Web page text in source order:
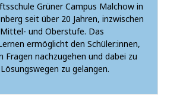
Grüner Campus Malchow in
seit über 20 Jahren, inzwischen
und Oberstufe. Das
ermöglicht den Schüler:innen,
Fragen nachzugehen und dabei zu
zu gelangen.